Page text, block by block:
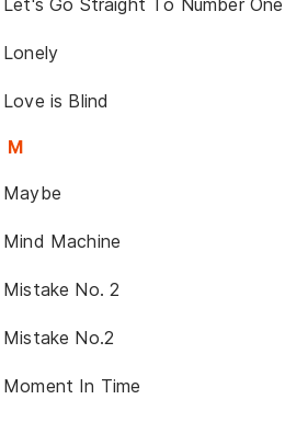
Let's Go Straight To Number One
Lonely
Love is Blind
M
Maybe
Mind Machine
Mistake No. 2
Mistake No.2
Moment In Time